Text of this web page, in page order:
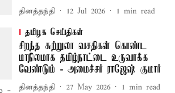
தினத்தந்தி 12 Jul 2026 1 min read
தமிழக செய்திகள்
சிறந்த சுற்றுலா வசதிகள் கொண்ட
மாநிலமாக தமிழ்நாட்டை உருவாக்க
வேண்டும் - அமைச்சர் ராஜேஷ் குமார்
தினத்தந்தி 27 May 2026 1 min read